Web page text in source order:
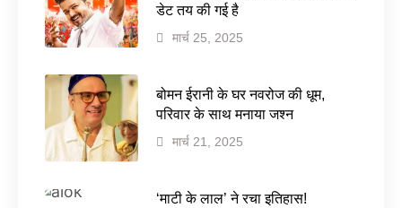
डेट तय की गई है
मार्च 25, 2025
बोमन ईरानी के घर नवरोज की धूम,
परिवार के साथ मनाया जश्न
मार्च 21, 2025
‘माटी के लाल’ ने रचा इतिहास!